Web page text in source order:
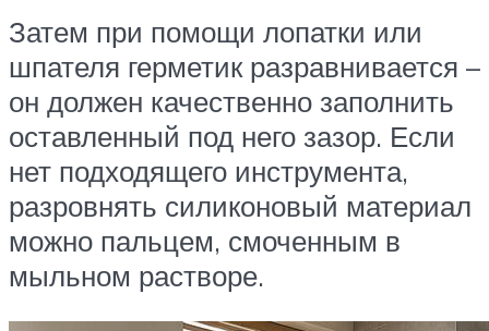
Затем при помощи лопатки или
шпателя герметик разравнивается –
он должен качественно заполнить
оставленный под него зазор. Если
нет подходящего инструмента,
разровнять силиконовый материал
можно пальцем, смоченным в
мыльном растворе.